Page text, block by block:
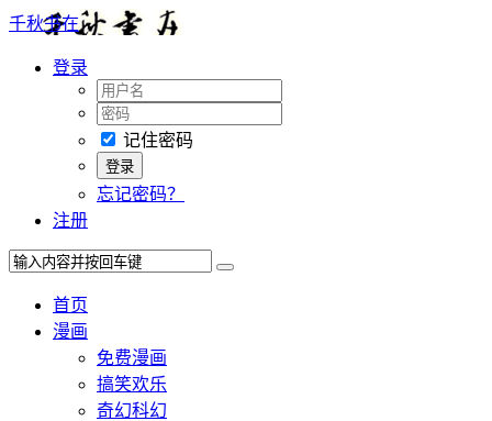
千秋书在
登录
记住密码
忘记密码？
注册
首页
漫画
免费漫画
搞笑欢乐
奇幻科幻